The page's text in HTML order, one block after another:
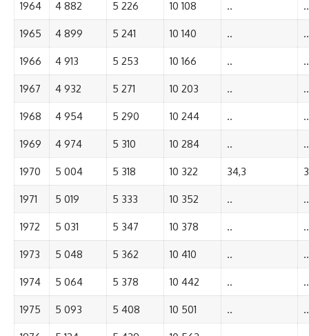
1964 4 882 5 226 10 108 .. ..
1965 4 899 5 241 10 140 .. ..
1966 4 913 5 253 10 166 .. ..
1967 4 932 5 271 10 203 .. ..
1968 4 954 5 290 10 244 .. ..
1969 4 974 5 310 10 284 .. ..
1970 5 004 5 318 10 322 34,3
1971 5 019 5 333 10 352 .. ..
1972 5 031 5 347 10 378 .. ..
1973 5 048 5 362 10 410 .. ..
1974 5 064 5 378 10 442 .. ..
1975 5 093 5 408 10 501 .. ..